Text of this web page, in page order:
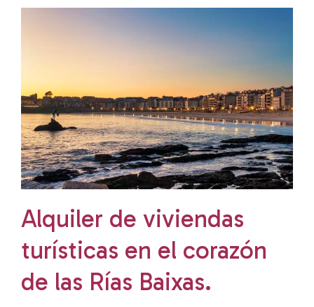
Alquiler de viviendas
turísticas en el corazón
de las Rías Baixas.